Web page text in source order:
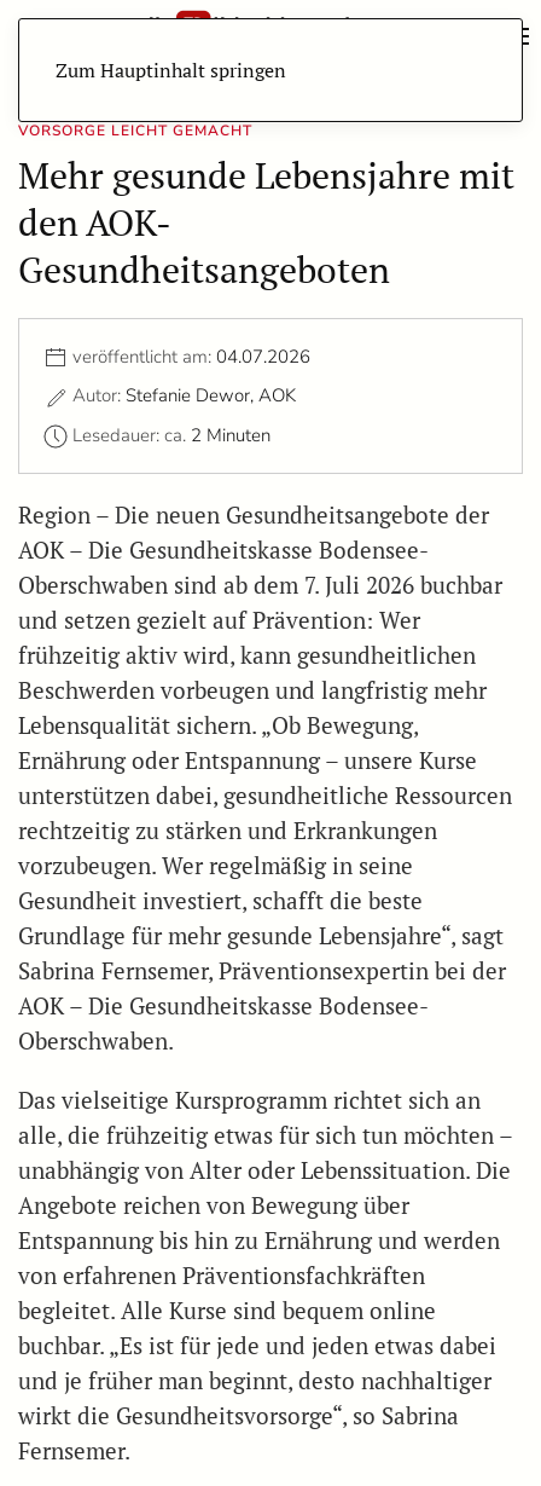
Zum Hauptinhalt springen
VORSORGE LEICHT GEMACHT
Mehr gesunde Lebensjahre mit
den AOK-
Gesundheitsangeboten
veröffentlicht am: 04.07.2026
Autor: Stefanie Dewor, AOK
Lesedauer: ca. 2 Minuten
Region – Die neuen Gesundheitsangebote der
AOK – Die Gesundheitskasse Bodensee-
Oberschwaben sind ab dem 7. Juli 2026 buchbar
und setzen gezielt auf Prävention: Wer
frühzeitig aktiv wird, kann gesundheitlichen
Beschwerden vorbeugen und langfristig mehr
Lebensqualität sichern. „Ob Bewegung,
Ernährung oder Entspannung – unsere Kurse
unterstützen dabei, gesundheitliche Ressourcen
rechtzeitig zu stärken und Erkrankungen
vorzubeugen. Wer regelmäßig in seine
Gesundheit investiert, schafft die beste
Grundlage für mehr gesunde Lebensjahre“, sagt
Sabrina Fernsemer, Präventionsexpertin bei der
AOK – Die Gesundheitskasse Bodensee-
Oberschwaben.
Das vielseitige Kursprogramm richtet sich an
alle, die frühzeitig etwas für sich tun möchten –
unabhängig von Alter oder Lebenssituation. Die
Angebote reichen von Bewegung über
Entspannung bis hin zu Ernährung und werden
von erfahrenen Präventionsfachkräften
begleitet. Alle Kurse sind bequem online
buchbar. „Es ist für jede und jeden etwas dabei
und je früher man beginnt, desto nachhaltiger
wirkt die Gesundheitsvorsorge“, so Sabrina
Fernsemer.